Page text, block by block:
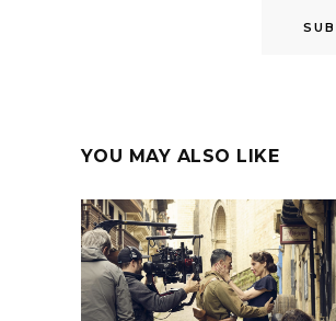
YOU MAY ALSO LIKE